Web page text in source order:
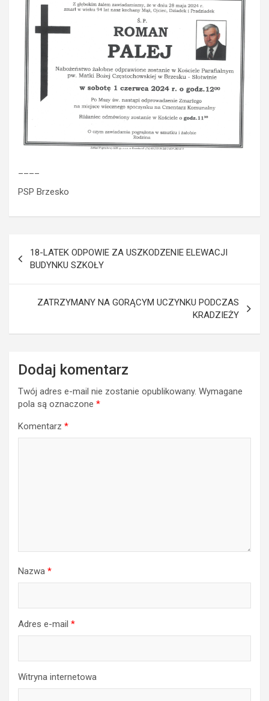
PSP Brzesko
wpisu
18-LATEK ODPOWIE ZA USZKODZENIE ELEWACJI
BUDYNKU SZKOŁY
ZATRZYMANY NA GORĄCYM UCZYNKU PODCZAS
KRADZIEŻY
Dodaj komentarz
Twój adres e-mail nie zostanie opublikowany. Wymagane
pola są oznaczone *
Komentarz *
Nazwa *
Adres e-mail *
Witryna internetowa